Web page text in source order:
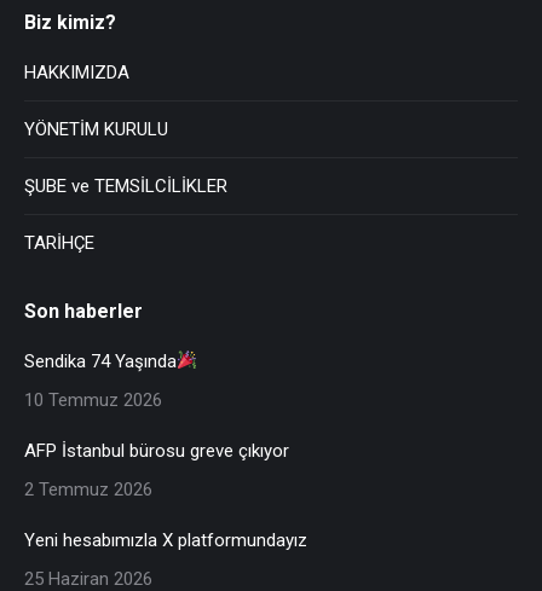
Biz kimiz?
HAKKIMIZDA
YÖNETİM KURULU
ŞUBE ve TEMSİLCİLİKLER
TARİHÇE
Son haberler
Sendika 74 Yaşında
10 Temmuz 2026
AFP İstanbul bürosu greve çıkıyor
2 Temmuz 2026
Yeni hesabımızla X platformundayız
25 Haziran 2026